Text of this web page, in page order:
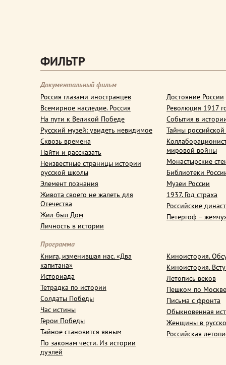
ФИЛЬТР
Документальный фильм
Россия глазами иностранцев
Всемирное наследие. Россия
На пути к Великой Победе
Русский музей: увидеть невидимое
Сквозь времена
Найти и рассказать
Неизвестные страницы истории
русской школы
Элемент познания
Живота своего не жалеть для
Отечества
Жил-был Дом
Личность в истории
Достояние России
Революция 1917
События в
Тайны
мировой войны
Монастырские
Библиотеки
Музеи России
1937. Год страха
Российские
Петергоф –
Программа
Книга, изменившая нас. «Два
капитана»
Историада
Тетрадка по истории
Солдаты Победы
Час истины
Герои Победы
Тайное становится явным
По законам чести. Из истории
дуэлей
Киноистория.
Киноистория.
Летопись веков
Пешком по Москве
Письма с фронта
Обыкновенная
Женщины в
Российская